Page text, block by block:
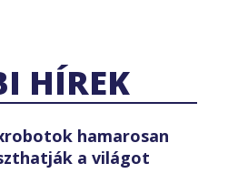
HÍREK
hamarosan
a világot